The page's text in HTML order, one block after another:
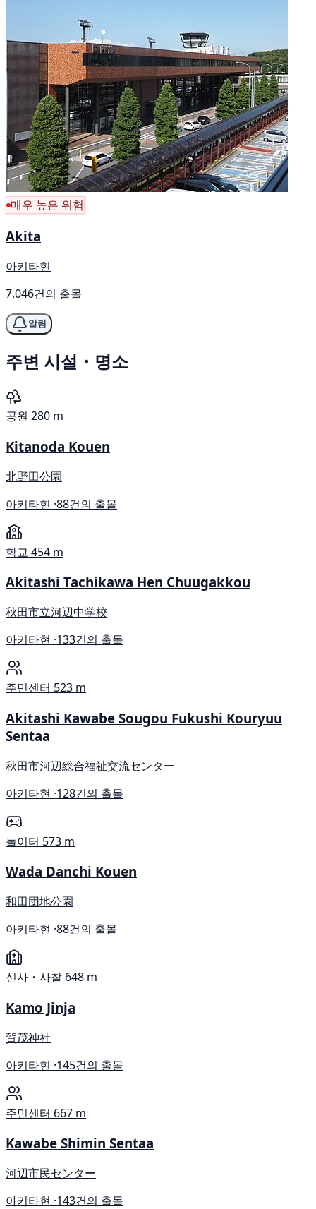
매우 높은 위험
Akita
아키타현
7,046건의 출몰
알림
주변 시설・명소
공원 280 m
Kitanoda Kouen
北野田公園
아키타현 ·88건의 출몰
학교 454 m
Akitashi Tachikawa Hen Chuugakkou
秋田市立河辺中学校
아키타현 ·133건의 출몰
주민센터 523 m
Akitashi Kawabe Sougou Fukushi Kouryuu
Sentaa
秋田市河辺総合福祉交流センター
아키타현 ·128건의 출몰
놀이터 573 m
Wada Danchi Kouen
和田団地公園
아키타현 ·88건의 출몰
신사・사찰 648 m
Kamo Jinja
賀茂神社
아키타현 ·145건의 출몰
주민센터 667 m
Kawabe Shimin Sentaa
河辺市民センター
아키타현 ·143건의 출몰